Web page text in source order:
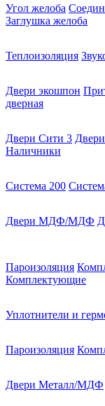
Угол желоба
Заглушка желоба
Теплоизоляция
Двери экошпон
дверная
Двери Сити 3
Наличники
Система 200
Двери МДФ/МДФ
Пароизоляция
Комплектующие
Уплотнители и
Пароизоляция
Двери Металл/МДФ